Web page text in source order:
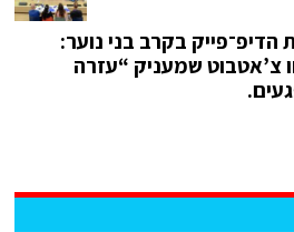
בקרב בני נוער:
צ’אטבוט שמעניק “עזרה